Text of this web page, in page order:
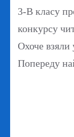
3-В класу
конкурсу
Охоче взяли
Попереду